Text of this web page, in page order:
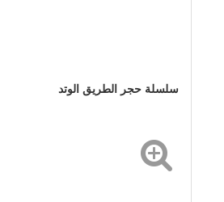
سلسلة حجر الطريق الوتد